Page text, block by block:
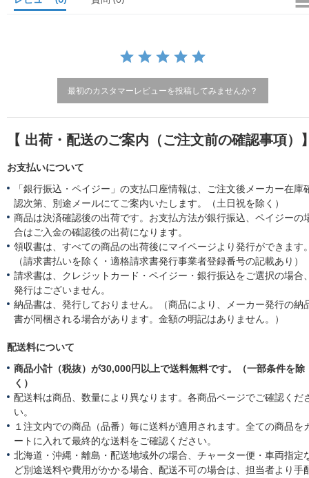
最初のカスタマーレビューを投稿してみませんか？
【 出荷・配送のご案内（ご注文前の確認事項）
お支払いについて
「銀行振込・ペイジー」の支払口座情報は、ご注文後メーカー在庫
認次第、別途メールにてご案内いたします。（土日祝を除く）
商品は決済確認後の出荷です。お支払方法が銀行振込、ペイジーの
合はご入金の確認後の出荷になります。
領収書は、すべての商品の出荷後にマイページより発行ができます
（請求書払いを除く・適格請求書発行事業者登録番号の記載あり）
請求書は、クレジットカード・ペイジー・銀行振込をご選択の場合
発行はございません。
納品書は、発行しておりません。（商品により、メーカー発行の納
書が同梱される場合があります。金額の明記はありません。）
配送料について
商品小計（税抜）が30,000円以上で送料無料です。（一部条件を除
く）
配送料は商品、数量により異なります。各商品ページでご確認くだ
い。
１注文内での商品（品番）毎に送料が適用されます。全ての商品を
ートに入れて最終的な送料をご確認ください。
北海道・沖縄・離島・配送地域外の場合、チャーター便・車両指定
ど別途送料や費用がかかる場合、配送不可の場合は、担当者より手